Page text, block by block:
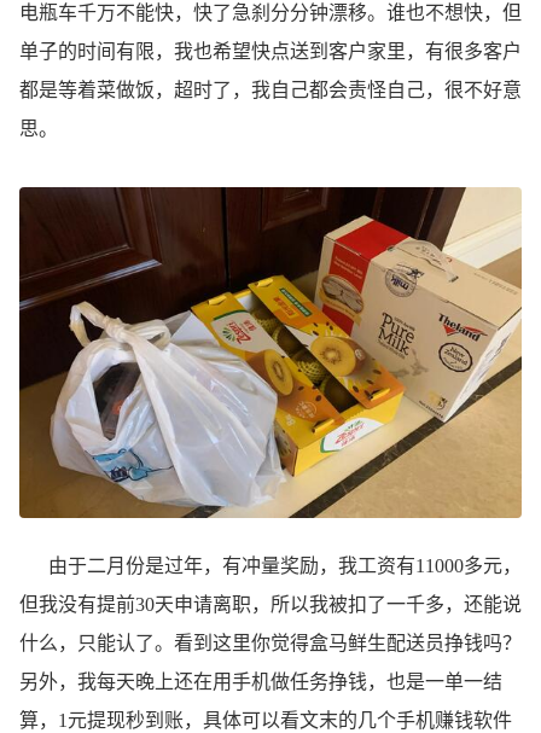
电瓶车千万不能快，快了急刹分分钟漂移。谁也不想快，但
单子的时间有限，我也希望快点送到客户家里，有很多客户
都是等着菜做饭，超时了，我自己都会责怪自己，很不好意
思。
由于二月份是过年，有冲量奖励，我工资有11000多元，
但我没有提前30天申请离职，所以我被扣了一千多，还能说
什么，只能认了。看到这里你觉得盒马鲜生配送员挣钱吗？
另外，我每天晚上还在用手机做任务挣钱，也是一单一结
算，1元提现秒到账，具体可以看文末的几个手机赚钱软件